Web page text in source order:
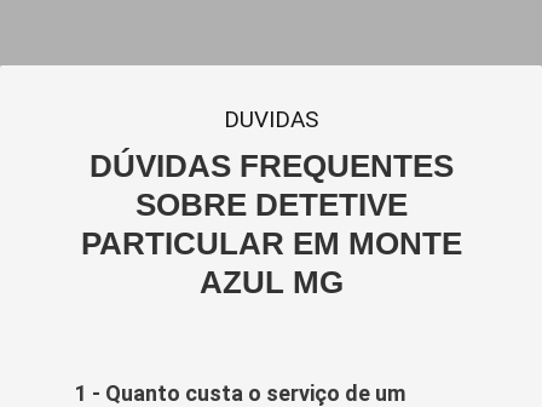
DUVIDAS
DÚVIDAS FREQUENTES
SOBRE DETETIVE
PARTICULAR EM MONTE
AZUL MG
1 - Quanto custa o serviço de um